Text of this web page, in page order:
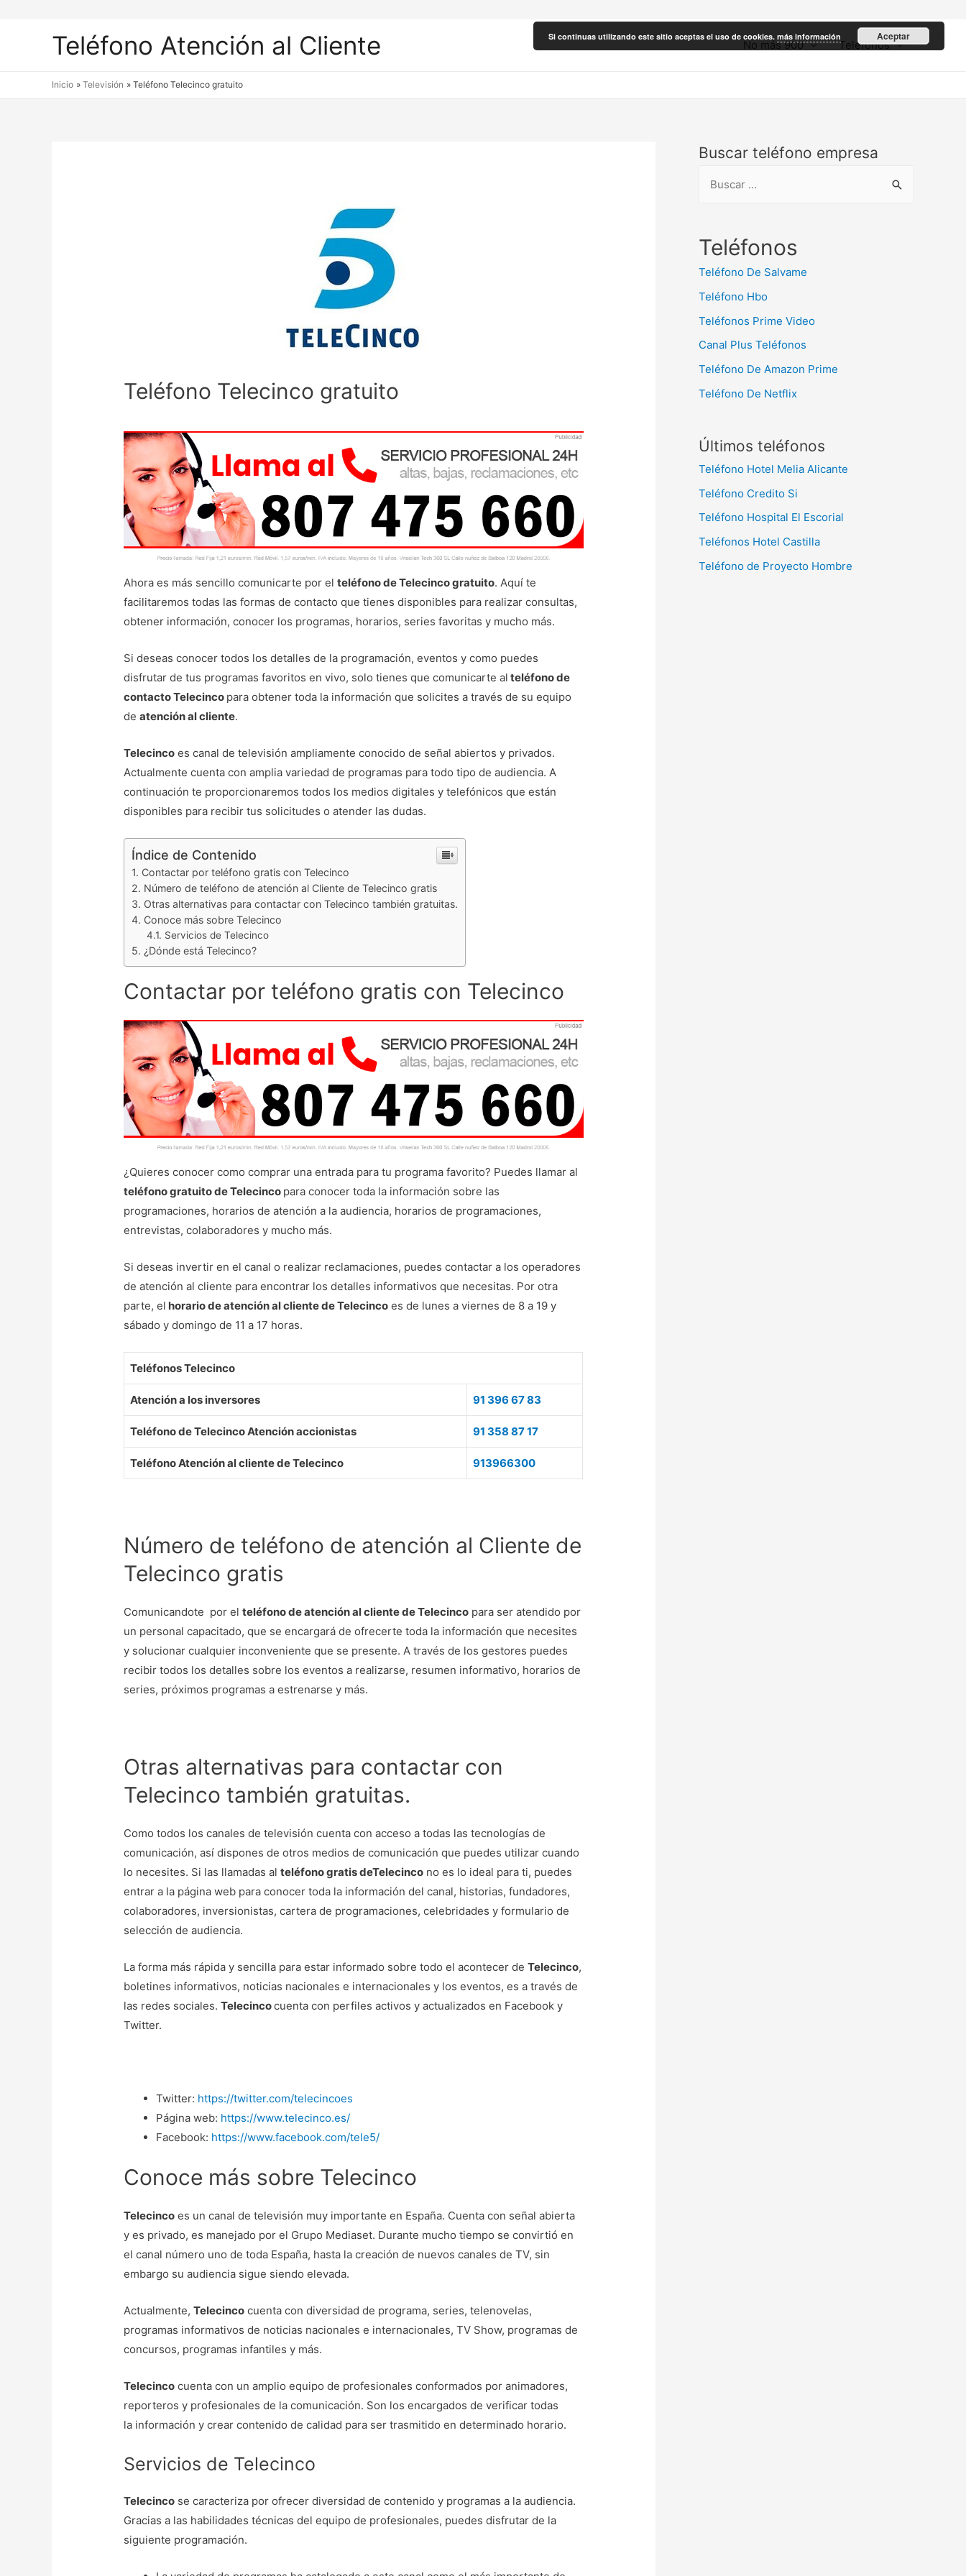
Teléfono Atención al Cliente No más 900 Teléfonos
Inicio Televisión Teléfono Telecinco gratuito
Teléfono Telecinco gratuito
Ahora es más sencillo comunicarte por elteléfono de Telecinco gratuito. Aquí te
facilitaremos todas las formas de contacto que tienes disponibles para realizar consultas,
obtener información, conocer los programas, horarios, series favoritas y mucho más.
Si deseas conocer todos los detalles de la programación, eventos y como puedes
disfrutar de tus programas favoritos en vivo, solo tienes que comunicarte al teléfono de
contacto Telecinco para obtener toda la información que solicites a través de su equipo
deatención al cliente.
Telecinco es canal de televisión ampliamente conocido de señal abiertos y privados.
Actualmente cuenta con amplia variedad de programas para todo tipo de audiencia. A
continuación te proporcionaremos todos los medios digitales y telefónicos que están
disponibles para recibir tus solicitudes o atender las dudas.
Índice de Contenido
Contactar por teléfono gratis con Telecinco
Número de teléfono de atención al Cliente de Telecinco gratis
Otras alternativas para contactar con Telecinco también gratuitas.
Conoce más sobre Telecinco
Servicios de Telecinco
¿Dónde está Telecinco?
Contactar por teléfono gratis con Telecinco
¿Quieres conocer como comprar una entrada para tu programa favorito? Puedes llamar al
teléfono gratuito de Telecinco para conocer toda la información sobre las
programaciones, horarios de atención a la audiencia, horarios de programaciones,
entrevistas, colaboradores y mucho más.
Si deseas invertir en el canal o realizar reclamaciones, puedes contactar a los operadores
de atención al cliente para encontrar los detalles informativos que necesitas. Por otra
parte, el horario de atención al cliente de Telecinco es de lunes a viernes de 8 a 19 y
sábado y domingo de 11 a 17 horas.
Teléfonos Telecinco
Atención a los inversores 91 396 67 83
Teléfono de Telecinco Atención accionistas 91 358 87 17
Teléfono Atención al cliente de Telecinco 913966300
Número de teléfono de atención al Cliente de
Telecinco gratis
Comunicandote por elteléfono de atención al cliente de Telecinco para ser atendido por
un personal capacitado, que se encargará de ofrecerte toda la información que necesites
y solucionar cualquier inconveniente que se presente. A través de los gestores puedes
recibir todos los detalles sobre los eventos a realizarse, resumen informativo, horarios de
series, próximos programas a estrenarse y más.
Otras alternativas para contactar con
Telecinco también gratuitas.
Como todos los canales de televisión cuenta con acceso a todas las tecnologías de
comunicación, así dispones de otros medios de comunicación que puedes utilizar cuando
lo necesites. Si las llamadas alteléfono gratis deTelecinco no es lo ideal para ti, puedes
entrar a la página web para conocer toda la información del canal, historias, fundadores,
colaboradores, inversionistas, cartera de programaciones, celebridades y formulario de
selección de audiencia.
La forma más rápida y sencilla para estar informado sobre todo el acontecer deTelecinco,
boletines informativos, noticias nacionales e internacionales y los eventos, es a través de
las redes sociales.Telecincocuenta con perfiles activos y actualizados en Facebook y
Twitter.
Twitter: https://twitter.com/telecincoes
Página web: https://www.telecinco.es/
Facebook: https://www.facebook.com/tele5/
Conoce más sobre Telecinco
Telecinco es un canal de televisión muy importante en España. Cuenta con señal abierta
y es privado, es manejado por el Grupo Mediaset. Durante mucho tiempo se convirtió en
el canal número uno de toda España, hasta la creación de nuevos canales de TV, sin
embargo su audiencia sigue siendo elevada.
Actualmente,Telecinco cuenta con diversidad de programa, series, telenovelas,
programas informativos de noticias nacionales e internacionales, TV Show, programas de
concursos, programas infantiles y más.
Telecinco cuenta con un amplio equipo de profesionales conformados por animadores,
reporteros y profesionales de la comunicación. Son los encargados de verificar todas
la información y crear contenido de calidad para ser trasmitido en determinado horario.
Servicios de Telecinco
Telecinco se caracteriza por ofrecer diversidad de contenido y programas a la audiencia.
Gracias a las habilidades técnicas del equipo de profesionales, puedes disfrutar de la
siguiente programación.
Buscar teléfono empresa
c
Teléfonos
Teléfono De Salvame
Teléfono Hbo
Teléfonos Prime Video
Canal Plus Teléfonos
Teléfono De Amazon Prime
Teléfono De Netflix
Últimos teléfonos
Teléfono Hotel Melia Alicante
Teléfono Credito Si
Teléfono Hospital El Escorial
Teléfonos Hotel Castilla
Teléfono de Proyecto Hombre
Si continuas utilizando este sitio aceptas el uso de cookies. más información Aceptar